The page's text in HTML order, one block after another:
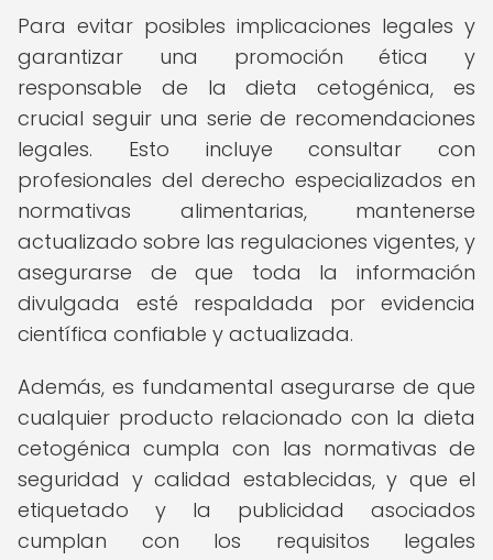
Para evitar posibles implicaciones legales y
garantizar una promoción ética y
responsable de la dieta cetogénica, es
crucial seguir una serie de recomendaciones
legales. Esto incluye consultar con
profesionales del derecho especializados en
normativas alimentarias, mantenerse
actualizado sobre las regulaciones vigentes, y
asegurarse de que toda la información
divulgada esté respaldada por evidencia
científica confiable y actualizada.
Además, es fundamental asegurarse de que
cualquier producto relacionado con la dieta
cetogénica cumpla con las normativas de
seguridad y calidad establecidas, y que el
etiquetado y la publicidad asociados
cumplan con los requisitos legales